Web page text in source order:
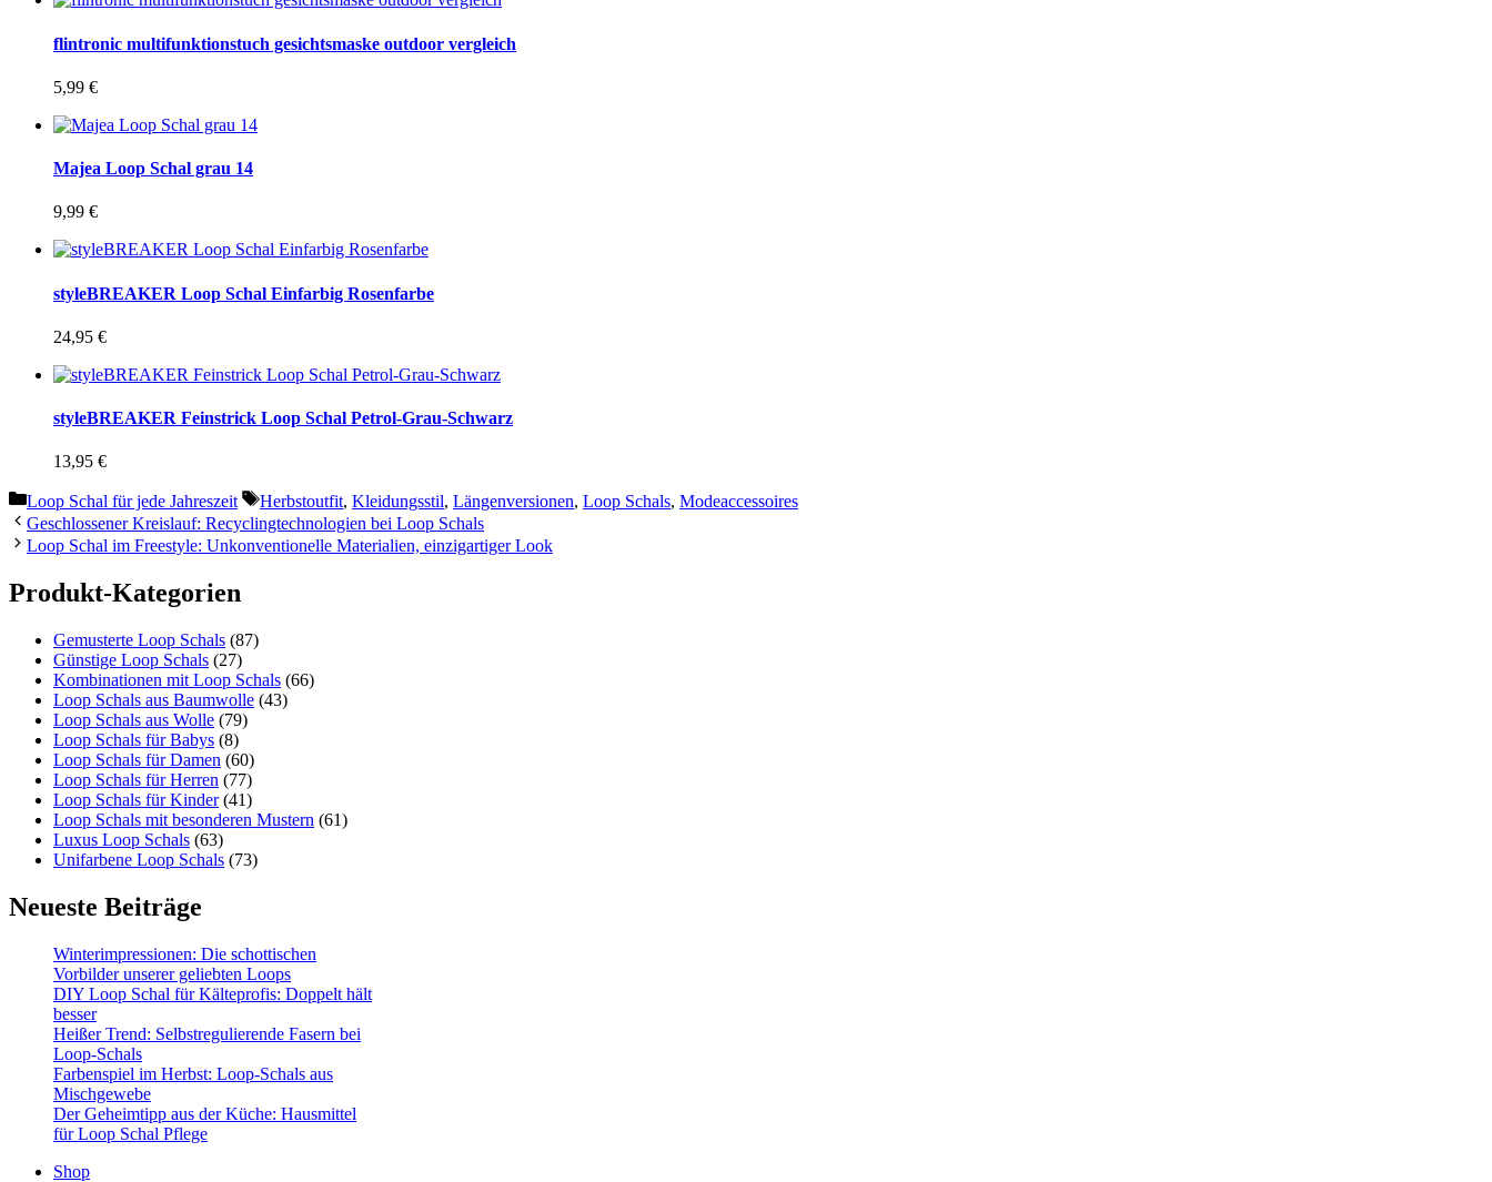
flintronic multifunktionstuch gesichtsmaske outdoor vergleich
5,99 €
Majea Loop Schal grau 14
9,99 €
styleBREAKER Loop Schal Einfarbig Rosenfarbe
24,95 €
styleBREAKER Feinstrick Loop Schal Petrol-Grau-Schwarz
13,95 €
Kategorien
Loop Schal für jede Jahreszeit Schlagwörter
Herbstoutfit, Kleidungsstil, Längenversionen, Loop Schals, Modeaccessoires
Geschlossener Kreislauf: Recyclingtechnologien bei Loop Schals
Loop Schal im Freestyle: Unkonventionelle Materialien, einzigartiger Look
Produkt-Kategorien
Gemusterte Loop Schals (87)
Günstige Loop Schals (27)
Kombinationen mit Loop Schals (66)
Loop Schals aus Baumwolle (43)
Loop Schals aus Wolle (79)
Loop Schals für Babys (8)
Loop Schals für Damen (60)
Loop Schals für Herren (77)
Loop Schals für Kinder (41)
Loop Schals mit besonderen Mustern (61)
Luxus Loop Schals (63)
Unifarbene Loop Schals (73)
Neueste Beiträge
Winterimpressionen: Die schottischen
Vorbilder unserer geliebten Loops
DIY Loop Schal für Kälteprofis: Doppelt hält
besser
Heißer Trend: Selbstregulierende Fasern bei
Loop-Schals
Farbenspiel im Herbst: Loop-Schals aus
Mischgewebe
Der Geheimtipp aus der Küche: Hausmittel
für Loop Schal Pflege
Shop